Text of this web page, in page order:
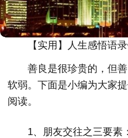
【实用】人生感悟语
善良是很珍贵的，但
软弱。下面是小编为大家
阅读。
1、朋友交往之三要素